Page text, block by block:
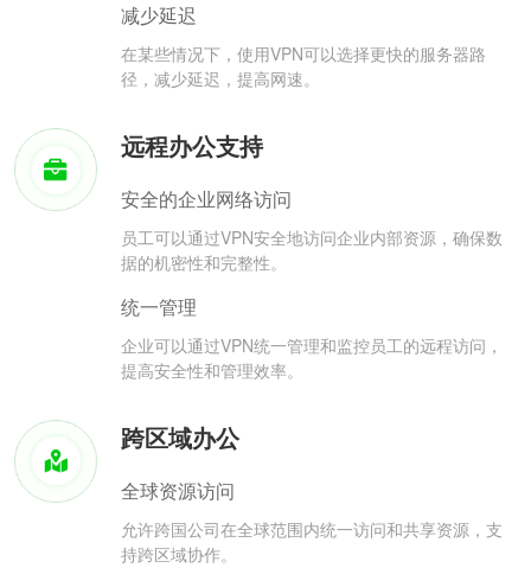
减少延迟
在某些情况下，使用VPN可以选择更快的服务器路
径，减少延迟，提高网速。
远程办公支持
安全的企业网络访问
员工可以通过VPN安全地访问企业内部资源，确保数
据的机密性和完整性。
统一管理
企业可以通过VPN统一管理和监控员工的远程访问，
提高安全性和管理效率。
跨区域办公
全球资源访问
允许跨国公司在全球范围内统一访问和共享资源，支
持跨区域协作。